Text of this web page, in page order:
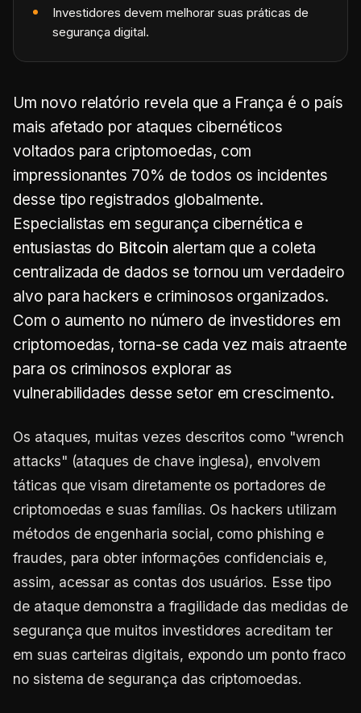
Investidores devem melhorar suas práticas de
segurança digital.
Um novo relatório revela que a França é o país
mais afetado por ataques cibernéticos
voltados para criptomoedas, com
impressionantes 70% de todos os incidentes
desse tipo registrados globalmente.
Especialistas em segurança cibernética e
entusiastas do Bitcoin alertam que a coleta
centralizada de dados se tornou um verdadeiro
alvo para hackers e criminosos organizados.
Com o aumento no número de investidores em
criptomoedas, torna-se cada vez mais atraente
para os criminosos explorar as
vulnerabilidades desse setor em crescimento.
Os ataques, muitas vezes descritos como "wrench
attacks" (ataques de chave inglesa), envolvem
táticas que visam diretamente os portadores de
criptomoedas e suas famílias. Os hackers utilizam
métodos de engenharia social, como phishing e
fraudes, para obter informações confidenciais e,
assim, acessar as contas dos usuários. Esse tipo
de ataque demonstra a fragilidade das medidas de
segurança que muitos investidores acreditam ter
em suas carteiras digitais, expondo um ponto fraco
no sistema de segurança das criptomoedas.